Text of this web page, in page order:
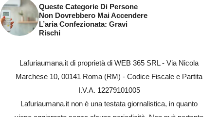
Queste Categorie Di Persone
Non Dovrebbero Mai Accendere
L’aria Confezionata: Gravi
Rischi
Lafuriaumana.it di proprietà di WEB 365 SRL - Via Nicola
Marchese 10, 00141 Roma (RM) - Codice Fiscale e Partita
I.V.A. 12279101005
Lafuriaumana.it non è una testata giornalistica, in quanto